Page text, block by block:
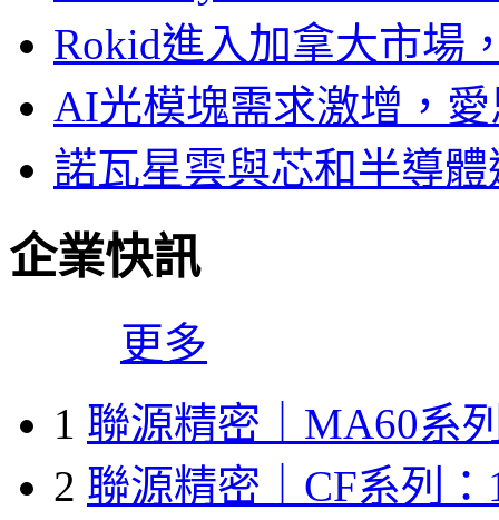
Rokid進入加拿大市場
AI光模塊需求激增，
諾瓦星雲與芯和半導
企業快訊
更多
1 聯源精密｜MA60系
2 聯源精密｜CF系列：